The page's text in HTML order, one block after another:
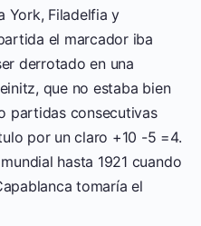
York, Filadelfia y
el marcador iba
derrotado en una
que no estaba bien
partidas consecutivas
por un claro +10 -5 =4.
hasta 1921 cuando
tomaría el